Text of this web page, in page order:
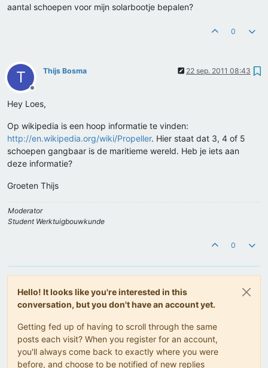
aantal schoepen voor mijn solarbootje bepalen?
0
T
Offline
Thijs Bosma 22 sep. 2011 08:43
Hey Loes,
Op wikipedia is een hoop informatie te vinden:
http://en.wikipedia.org/wiki/Propeller. Hier staat dat 3, 4 of 5
schoepen gangbaar is de maritieme wereld. Heb je iets aan
deze informatie?
Groeten Thijs
Moderator
Student Werktuigbouwkunde
0
Hello! It looks like you're interested in this
conversation, but you don't have an account yet.
Getting fed up of having to scroll through the same
posts each visit? When you register for an account,
you'll always come back to exactly where you were
before, and choose to be notified of new replies